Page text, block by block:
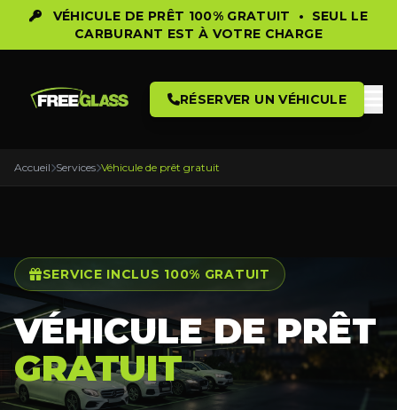
VÉHICULE DE PRÊT 100% GRATUIT • SEUL LE
CARBURANT EST À VOTRE CHARGE
RÉSERVER UN VÉHICULE
Accueil Services Véhicule de prêt gratuit
SERVICE INCLUS 100% GRATUIT
VÉHICULE DE PRÊT
GRATUIT